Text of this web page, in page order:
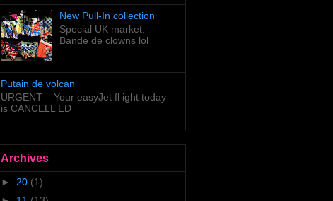
New Pull-In collection
Special UK market.
Bande de clowns lol
Putain de volcan
URGENT – Your easyJet fl ight today
is CANCELL ED
Archives
► 20 (1)